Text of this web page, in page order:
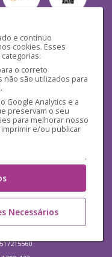
e contínuo
cookies. Esses
o correto
não são utilizados para
Google Analytics e a
preservam o seu
para melhorar nosso
e/ou publicar
.
Necessários